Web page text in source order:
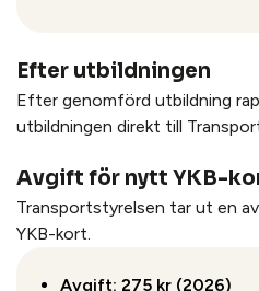
Efter utbildningen
Efter genomförd utbildning
utbildningen direkt till
Avgift för nytt YKB-
Transportstyrelsen tar ut en
YKB-kort.
Avgift: 275 kr (2026)